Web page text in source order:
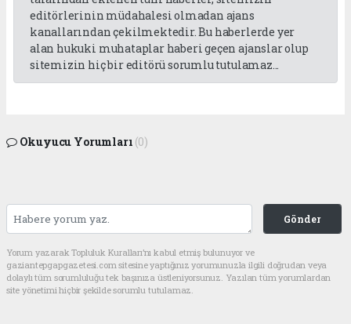
editörlerinin müdahalesi olmadan ajans
kanallarından çekilmektedir. Bu haberlerde yer
alan hukuki muhataplar haberi geçen ajanslar olup
sitemizin hiç bir editörü sorumlu tutulamaz...
Okuyucu Yorumları (0)
Gönder
Yorum yazarak Topluluk Kuralları’nı kabul etmiş bulunuyor ve
gaziantepgapgazetesi.com sitesine yaptığınız yorumunuzla ilgili doğrudan veya
dolaylı tüm sorumluluğu tek başınıza üstleniyorsunuz. Yazılan tüm yorumlardan
site yönetimi hiçbir şekilde sorumlu tutulamaz.